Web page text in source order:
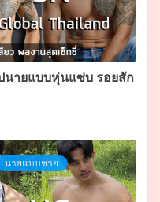
ปนายแบบหุ่นแซ่บ รอยสัก
นายแบบชาย